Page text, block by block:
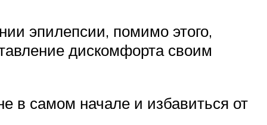
эпилепсии, помимо этого,
дискомфорта своим
в самом начале и избавиться от